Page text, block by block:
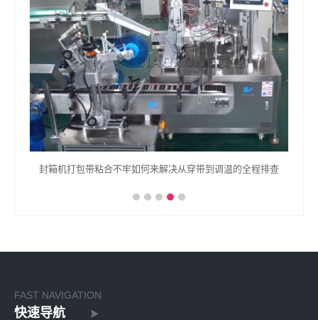
新材料 - OFweek环保网
FAST NAVIGATION
快速导航